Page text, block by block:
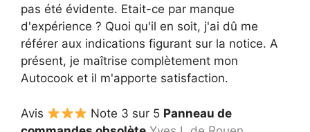
pas été évidente. Etait-ce par manque
d'expérience ? Quoi qu'il en soit, j'ai dû me
référer aux indications figurant sur la notice. A
présent, je maîtrise complètement mon
Autocook et il m'apporte satisfaction.
Avis Note 3 sur 5 Panneau de